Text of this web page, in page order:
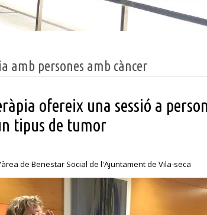
amb persones amb càncer
ofereix una sessió a
tipus de tumor
de Benestar Social de l'Ajuntament de Vila-seca